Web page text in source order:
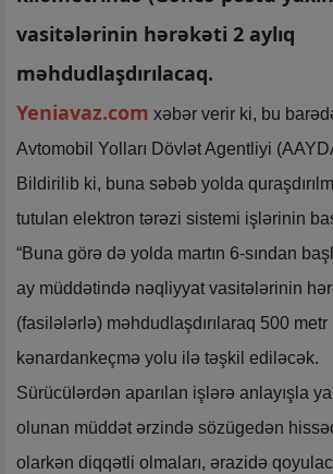
vasitələrinin hərəkəti 2 aylıq
məhdudlaşdırılacaq.
Yeniavaz.com xəbər verir ki, bu
Avtomobil Yolları Dövlət Agentliyi
Bildirilib ki, buna səbəb yolda
tutulan elektron tərəzi sistemi işlərinin
“Buna görə də yolda martın 6-sından
ay müddətində nəqliyyat vasitələrinin
(fasilələrlə) məhdudlaşdırılaraq 500
kənardankeçmə yolu ilə təşkil ediləcək.
Sürücülərdən aparılan işlərə anlayışla
olunan müddət ərzində sözügedən
olarkən diqqətli olmaları, ərazidə